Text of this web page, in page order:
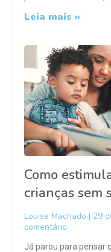
Leia mais »
Como
crianças sem
Louise Machado 29
comentário
Já parou para pensar